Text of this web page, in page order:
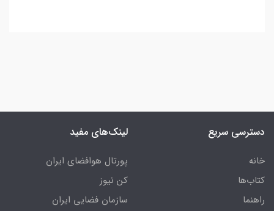
دسترسی سریع
خانه
کتاب‌ها
راهنما
لینک‌های مفید
پورتال هوافضای ایران
کن نیوز
سازمان فضایی ایران